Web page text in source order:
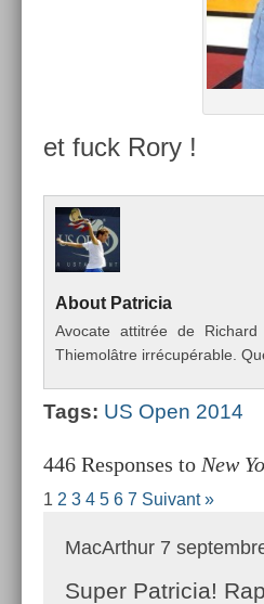
et fuck Rory !
About Pat­ricia
Avocate at­titrée de
Thiemolâtre irrécupérable.
Tags: US Open 2014
446 Responses to New
1 2 3 4 5 6 7 Suivant »
MacArthur 7
Super Patricia!